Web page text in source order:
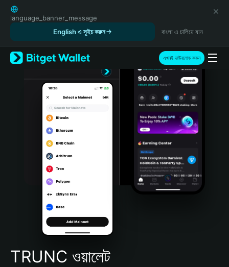
English
日本語
Русский
Español (Latinoamérica)
Türkçe
Português (Portugal)
Bahasa Indonesia
Português (Brasil)
Español (Argentina)
language_banner_message
English এ সুইচ করুন
বাংলা এ চালিয়ে যান
এখনই ডাউনলোড করুন
TRUNC ওয়ালেট